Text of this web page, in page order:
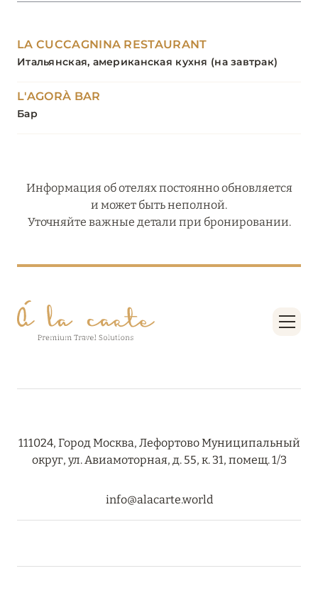
LA CUCCAGNINA RESTAURANT
Итальянская, американская кухня (на завтрак)
L'AGORÀ BAR
Бар
Информация об отелях постоянно обновляется
и может быть неполной.
Уточняйте важные детали при бронировании.
111024, Город Москва, Лефортово Муниципальный
округ, ул. Авиамоторная, д. 55, к. 31, помещ. 1/3
info@alacarte.world